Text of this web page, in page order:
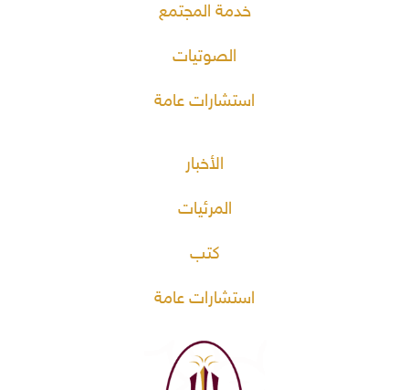
خدمة المجتمع
الصوتيات
استشارات عامة
الأخبار
المرئيات
كتب
استشارات عامة